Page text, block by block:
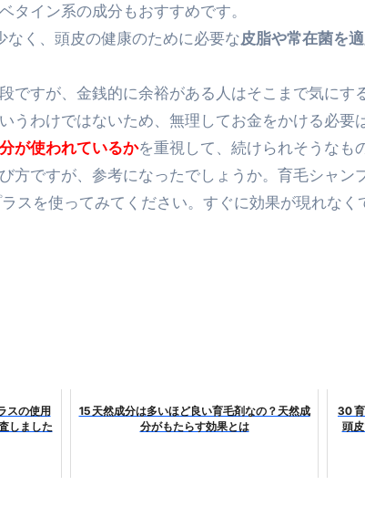
業電話は怖くない！初心者でも成果を出す電話の仕方
・個人事業主におすすめの資金調達4選
対にしてはダメなこと7選
つわるよくある勘違い4選#Shorts
朝食3選 #ダイエット
違い 自己破産の真実
毎日食べたらどうなるの？①【30秒でわかる効果ま
単な方法
ン 2月のおすすめドメイン特集- ビジネスの信用を
ーパーセール2026 完全攻略ガイド 今こそ買い時！ゲ
消える恐怖をゼロにする時代へ Pebblebee × iMazing
タイン系の成分もおすすめです。
なく、頭皮の健康のために必要な皮脂や常在菌を
ですが、金銭的に余裕がある人はそこまで気にす
うわけではないため、無理してお金をかける必要
が使われているかを重視して、続けられそうなも
方ですが、参考になったでしょうか。育毛シャン
スを使ってみてください。すぐに効果が現れなく
スの使用
しました
15 天然成分は多いほど良い育毛剤なの？天然成
分がもたらす効果とは
30
頭